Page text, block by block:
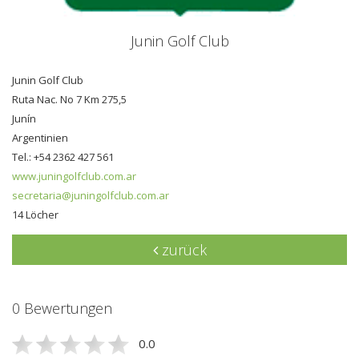
Junin Golf Club
Junin Golf Club
Ruta Nac. No 7 Km 275,5
Junín
Argentinien
Tel.: +54 2362 427 561
www.juningolfclub.com.ar
secretaria@juningolfclub.com.ar
14 Löcher
zurück
0 Bewertungen
0.0